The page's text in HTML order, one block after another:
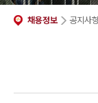
채용정보 공지사